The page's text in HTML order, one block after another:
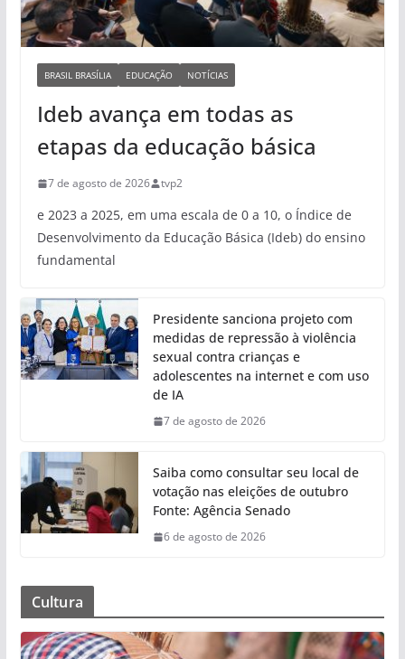
BRASIL BRASÍLIA EDUCAÇÃO NOTÍCIAS
Ideb avança em todas as
etapas da educação básica
7 de agosto de 2026 tvp2
e 2023 a 2025, em uma escala de 0 a 10, o Índice de
Desenvolvimento da Educação Básica (Ideb) do ensino
fundamental
Presidente sanciona projeto com
medidas de repressão à violência
sexual contra crianças e
adolescentes na internet e com uso
de IA
7 de agosto de 2026
Saiba como consultar seu local de
votação nas eleições de outubro
Fonte: Agência Senado
6 de agosto de 2026
Cultura